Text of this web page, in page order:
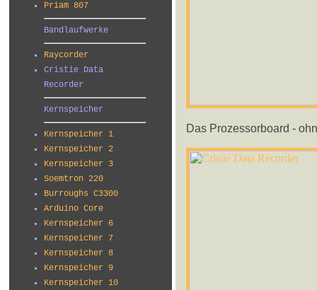
Priam 807
Bandlaufwerke
Raycorder
Cristie Data
Recorder
Kernspeicher
Kernspeicher 1
Kernspeicher 2
Kernspeicher 3
Soemtron 220
Burroughs C3300
Arduino Core
Kernspeicher 6
Kernspeicher 7
Kernspeicher 8
Kernspeicher 9
Kernspeicher 10
Das Prozessorboard -